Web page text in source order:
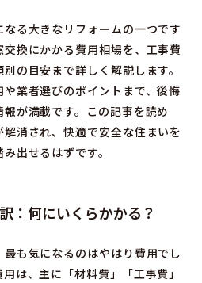
する状況が多くなっておりま
工被害も多発します。そんな
大切だと思います。もちろん
な限り駆け付けますのでお気
る大きなリフォームの一つです
換にかかる費用相場を、工事費
の目安まで詳しく解説します。
業者選びのポイントまで、後悔
が満載です。この記事を読め
消され、快適で安全な住まいを
出せるはずです。
：何にいくらかかる？
も気になるのはやはり費用でし
は、主に「材料費」「工事費」